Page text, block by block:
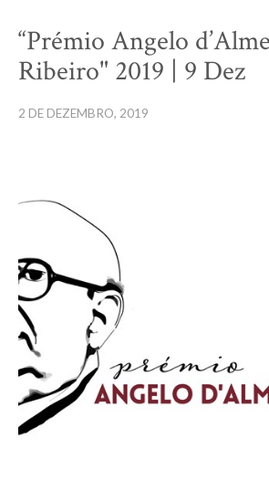
“Prémio Angelo
Ribeiro" 2019 | 9 Dez
2 DE DEZEMBRO, 2019